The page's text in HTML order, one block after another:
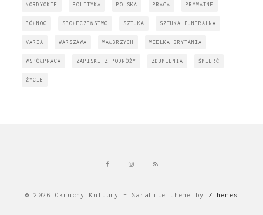
NORDYCKIE POLITYKA POLSKA PRAGA PRYWATNE
PÓŁNOC SPOŁECZEŃSTWO SZTUKA SZTUKA FUNERALNA
VARIA WARSZAWA WAŁBRZYCH WIELKA BRYTANIA
WSPÓŁPRACA ZAPISKI Z PODRÓŻY ZDUMIENIA ŚMIERĆ
ŻYCIE
© 2026 Okruchy Kultury – SaraLite theme by ZThemes